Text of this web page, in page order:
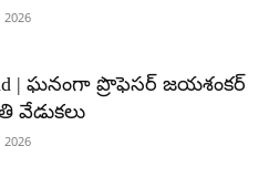
2026
| ఘనంగా ప్రొఫెసర్ జయశంకర్
వేడుకలు
2026